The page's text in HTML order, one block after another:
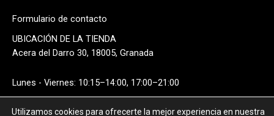
Formulario de contacto
UBICACIÓN DE LA TIENDA
Acera del Darro 30, 18005, Granada
Lunes - Viernes: 10:15–14:00, 17:00–21:00
Sábado: 10:15–14:00
Utilizamos cookies para ofrecerte la mejor experiencia en nuestra